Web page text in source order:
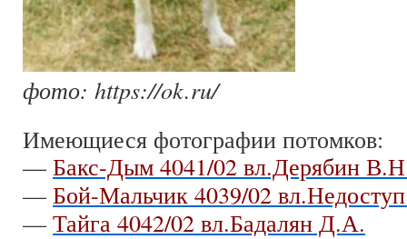
фото: https://ok.ru/
Имеющиеся фотографии потомков:
— Бакс-Дым 4041/02 вл.Дерябин
— Бой-Мальчик 4039/02
— Тайга 4042/02 вл.Бадалян Д.А.